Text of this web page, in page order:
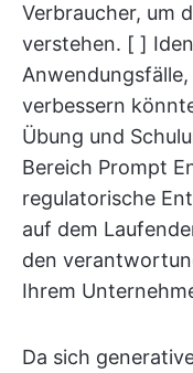
Verbraucher, um
verstehen. [ ]
verbessern
Übung und
Bereich Prompt
regulatorische
auf dem
den
Ihrem
Da sich